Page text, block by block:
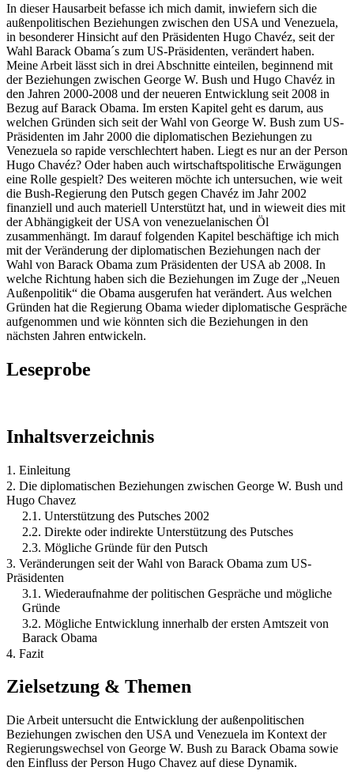
In dieser Hausarbeit befasse ich mich damit, inwiefern sich die
außenpolitischen Beziehungen zwischen den USA und Venezuela,
in besonderer Hinsicht auf den Präsidenten Hugo Chavéz, seit der
Wahl Barack Obama´s zum US-Präsidenten, verändert haben.
Meine Arbeit lässt sich in drei Abschnitte einteilen, beginnend mit
der Beziehungen zwischen George W. Bush und Hugo Chavéz in
den Jahren 2000-2008 und der neueren Entwicklung seit 2008 in
Bezug auf Barack Obama. Im ersten Kapitel geht es darum, aus
welchen Gründen sich seit der Wahl von George W. Bush zum US-
Präsidenten im Jahr 2000 die diplomatischen Beziehungen zu
Venezuela so rapide verschlechtert haben. Liegt es nur an der Person
Hugo Chavéz? Oder haben auch wirtschaftspolitische Erwägungen
eine Rolle gespielt? Des weiteren möchte ich untersuchen, wie weit
die Bush-Regierung den Putsch gegen Chavéz im Jahr 2002
finanziell und auch materiell Unterstützt hat, und in wieweit dies mit
der Abhängigkeit der USA von venezuelanischen Öl
zusammenhängt. Im darauf folgenden Kapitel beschäftige ich mich
mit der Veränderung der diplomatischen Beziehungen nach der
Wahl von Barack Obama zum Präsidenten der USA ab 2008. In
welche Richtung haben sich die Beziehungen im Zuge der „Neuen
Außenpolitik“ die Obama ausgerufen hat verändert. Aus welchen
Gründen hat die Regierung Obama wieder diplomatische Gespräche
aufgenommen und wie könnten sich die Beziehungen in den
nächsten Jahren entwickeln.
Leseprobe
Inhaltsverzeichnis
1. Einleitung
2. Die diplomatischen Beziehungen zwischen George W. Bush und
Hugo Chavez
2.1. Unterstützung des Putsches 2002
2.2. Direkte oder indirekte Unterstützung des Putsches
2.3. Mögliche Gründe für den Putsch
3. Veränderungen seit der Wahl von Barack Obama zum US-
Präsidenten
3.1. Wiederaufnahme der politischen Gespräche und mögliche
Gründe
3.2. Mögliche Entwicklung innerhalb der ersten Amtszeit von
Barack Obama
4. Fazit
Zielsetzung & Themen
Die Arbeit untersucht die Entwicklung der außenpolitischen
Beziehungen zwischen den USA und Venezuela im Kontext der
Regierungswechsel von George W. Bush zu Barack Obama sowie
den Einfluss der Person Hugo Chavez auf diese Dynamik.